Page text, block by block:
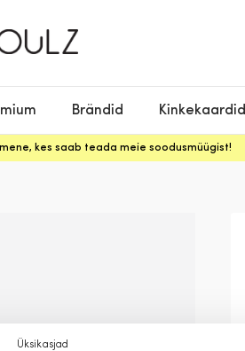
Üksikasjad
Brändid Kinkekaardid
kes saab teada meie soodusmüügist!